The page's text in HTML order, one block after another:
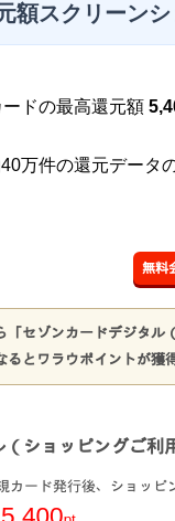
額スクリーンシ
ドの最高還元額
万件の還元データ